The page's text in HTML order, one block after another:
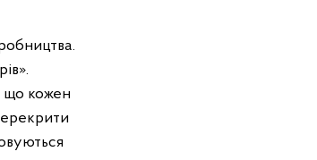
що кожен